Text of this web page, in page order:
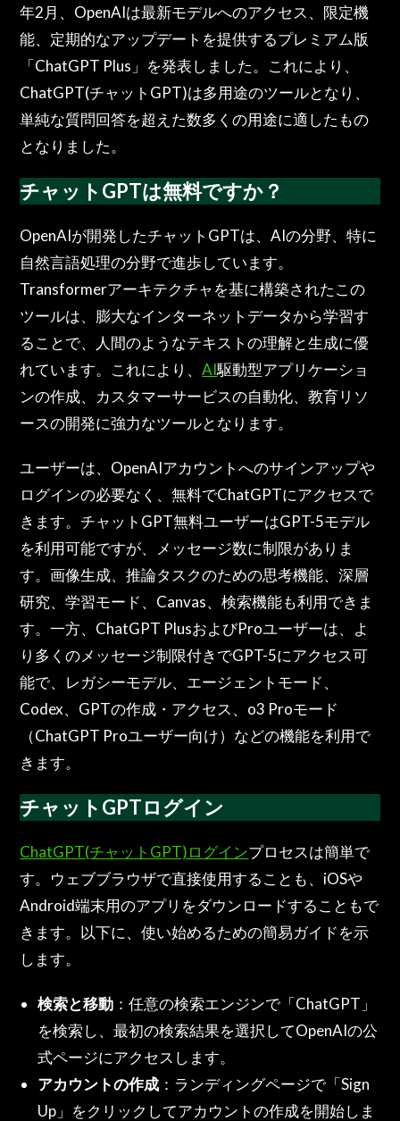
年2月、OpenAIは最新モデルへのアクセス、限定機
能、定期的なアップデートを提供するプレミアム版
「ChatGPT Plus」を発表しました。これにより、
ChatGPT(チャットGPT)は多用途のツールとなり、
単純な質問回答を超えた数多くの用途に適したもの
となりました。
チャットGPTは無料ですか？
OpenAIが開発したチャットGPTは、AIの分野、特に
自然言語処理の分野で進歩しています。
Transformerアーキテクチャを基に構築されたこの
ツールは、膨大なインターネットデータから学習す
ることで、人間のようなテキストの理解と生成に優
れています。これにより、AI駆動型アプリケーショ
ンの作成、カスタマーサービスの自動化、教育リソ
ースの開発に強力なツールとなります。
ユーザーは、OpenAIアカウントへのサインアップや
ログインの必要なく、無料でChatGPTにアクセスで
きます。チャットGPT無料ユーザーはGPT-5モデル
を利用可能ですが、メッセージ数に制限がありま
す。画像生成、推論タスクのための思考機能、深層
研究、学習モード、Canvas、検索機能も利用できま
す。一方、ChatGPT PlusおよびProユーザーは、よ
り多くのメッセージ制限付きでGPT-5にアクセス可
能で、レガシーモデル、エージェントモード、
Codex、GPTの作成・アクセス、o3 Proモード
（ChatGPT Proユーザー向け）などの機能を利用で
きます。
チャットGPTログイン
ChatGPT(チャットGPT)ログインプロセスは簡単で
す。ウェブブラウザで直接使用することも、iOSや
Android端末用のアプリをダウンロードすることもで
きます。以下に、使い始めるための簡易ガイドを示
します。
検索と移動 ：任意の検索エンジンで「ChatGPT」
を検索し、最初の検索結果を選択してOpenAIの公
式ページにアクセスします。
アカウントの作成 ：ランディングページで「Sign
Up」をクリックしてアカウントの作成を開始しま